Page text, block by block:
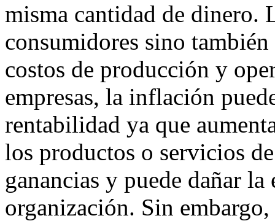
misma cantidad de dinero.
consumidores sino también
costos de producción y
empresas, la inflación
rentabilidad ya que
los productos o servicios
ganancias y puede dañar
organización. Sin